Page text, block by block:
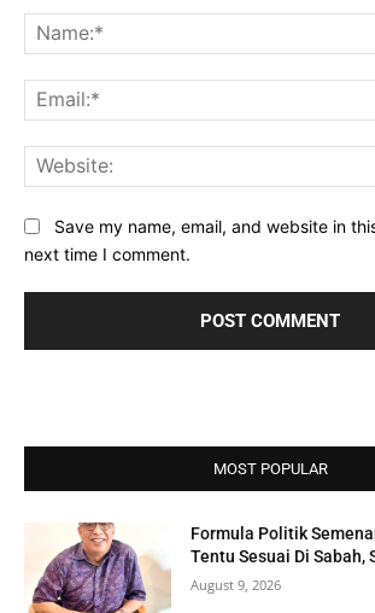
Save my name, email, and website in
next time I comment.
MOST POPULAR
Formula Politik
Tentu Sesuai Di Sabah,
August 9, 2026